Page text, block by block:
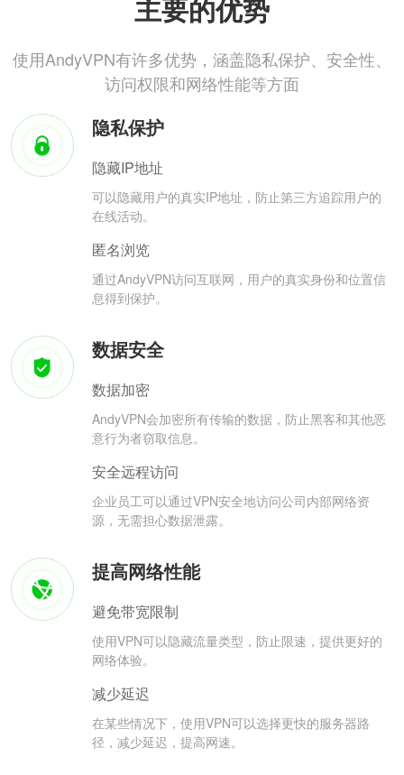
主要的优势
使用AndyVPN有许多优势，涵盖隐私保护、安全性、
访问权限和网络性能等方面
隐私保护
隐藏IP地址
可以隐藏用户的真实IP地址，防止第三方追踪用户的
在线活动。
匿名浏览
通过AndyVPN访问互联网，用户的真实身份和位置信
息得到保护。
数据安全
数据加密
AndyVPN会加密所有传输的数据，防止黑客和其他恶
意行为者窃取信息。
安全远程访问
企业员工可以通过VPN安全地访问公司内部网络资
源，无需担心数据泄露。
提高网络性能
避免带宽限制
使用VPN可以隐藏流量类型，防止限速，提供更好的
网络体验。
减少延迟
在某些情况下，使用VPN可以选择更快的服务器路
径，减少延迟，提高网速。